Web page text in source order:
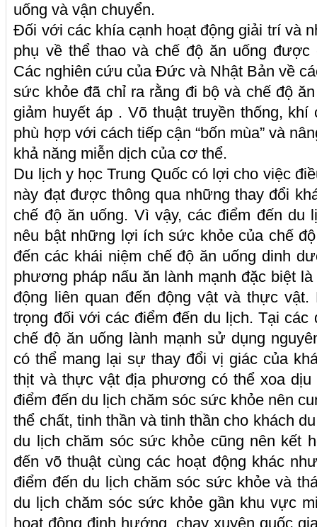
uống và vận chuyển.
Đối với các khía cạnh hoạt động giải trí và
phụ về thể thao và chế độ ăn uống được
Các nghiên cứu của Đức và Nhật Bản về
sức khỏe đã chỉ ra rằng đi bộ và chế độ
giảm huyết áp . Võ thuật truyền thống, khí
phù hợp với cách tiếp cận “bốn mùa” và
khả năng miễn dịch của cơ thể.
Du lịch y học Trung Quốc có lợi cho việc
này đạt được thông qua những thay đổi
chế độ ăn uống. Vì vậy, các điểm đến du
nêu bật những lợi ích sức khỏe của chế
đến các khái niệm chế độ ăn uống dinh
phương pháp nấu ăn lành mạnh đặc biệt
động liên quan đến động vật và thực
trọng đối với các điểm đến du lịch. Tại các
chế độ ăn uống lành mạnh sử dụng
có thể mang lại sự thay đổi vị giác của
thịt và thực vật địa phương có thể xoa
điểm đến du lịch chăm sóc sức khỏe nên
thể chất, tinh thần và tinh thần cho khách
du lịch chăm sóc sức khỏe cũng nên kết
đến võ thuật cùng các hoạt động khác
điểm đến du lịch chăm sóc sức khỏe và
du lịch chăm sóc sức khỏe gần khu vực
hoạt động định hướng, chạy xuyên quốc